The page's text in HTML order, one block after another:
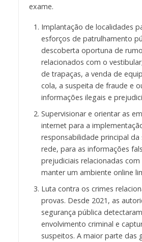
exame.
Implantação de localidades
esforços de patrulhamento
descoberta oportuna de
relacionados com o
de trapaças, a venda de
cola, a suspeita de fraude e
informações ilegais e
Supervisionar e orientar as
internet para a
responsabilidade principal da
rede, para as informações
prejudiciais relacionadas
manter um ambiente online
Luta contra os crimes
provas. Desde 2021, as
segurança pública
envolvimento criminal e
suspeitos. A maior parte das